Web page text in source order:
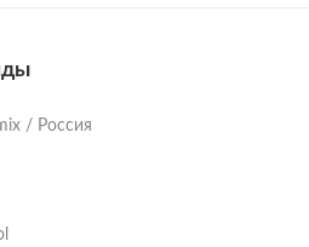
/ Россия